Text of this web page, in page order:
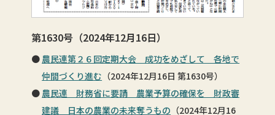
第1630号（2024年12月16日）
農民連第２６回定期大会 成功をめざして 各地で
仲間づくり進む （2024年12月16日 第1630号）
農民連 財務省に要請 農業予算の確保を 財政審
建議 日本の農業の未来奪うもの （2024年12月16